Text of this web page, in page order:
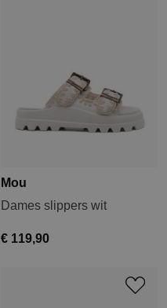
Mou
Dames slippers wit
€ 119,90